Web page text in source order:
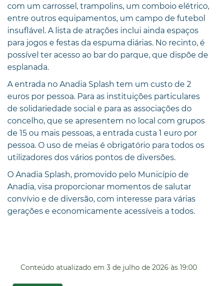
com um carrossel, trampolins, um comboio elétrico,
entre outros equipamentos, um campo de futebol
insuflável. A lista de atrações inclui ainda espaços
para jogos e festas da espuma diárias. No recinto, é
possível ter acesso ao bar do parque, que dispõe de
esplanada.
A entrada no Anadia Splash tem um custo de 2
euros por pessoa. Para as instituições particulares
de solidariedade social e para as associações do
concelho, que se apresentem no local com grupos
de 15 ou mais pessoas, a entrada custa 1 euro por
pessoa. O uso de meias é obrigatório para todos os
utilizadores dos vários pontos de diversões.
O Anadia Splash, promovido pelo Município de
Anadia, visa proporcionar momentos de salutar
convívio e de diversão, com interesse para várias
gerações e economicamente acessíveis a todos.
Conteúdo atualizado em 3 de julho de 2026 às 19:00